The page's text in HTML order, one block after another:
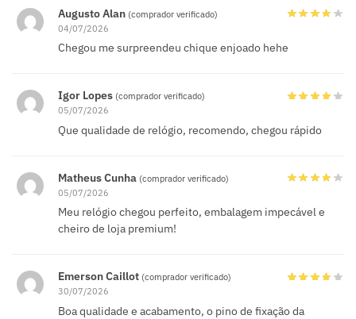
Augusto Alan (comprador verificado)
04/07/2026
Chegou me surpreendeu chique enjoado hehe
Igor Lopes (comprador verificado)
05/07/2026
Que qualidade de relógio, recomendo, chegou rápido
Matheus Cunha (comprador verificado)
05/07/2026
Meu relógio chegou perfeito, embalagem impecável e
cheiro de loja premium!
Emerson Caillot (comprador verificado)
30/07/2026
Boa qualidade e acabamento, o pino de fixação da